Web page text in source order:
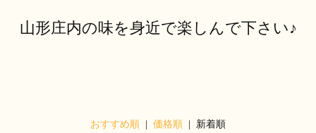
山形庄内の味を身近で楽しんで下さい♪
おすすめ順 | 価格順 | 新着順